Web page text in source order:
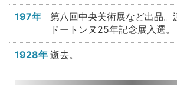
197年
第八回中央美術展など出品。
ドートンヌ25年記念展入選。
1928年 逝去。